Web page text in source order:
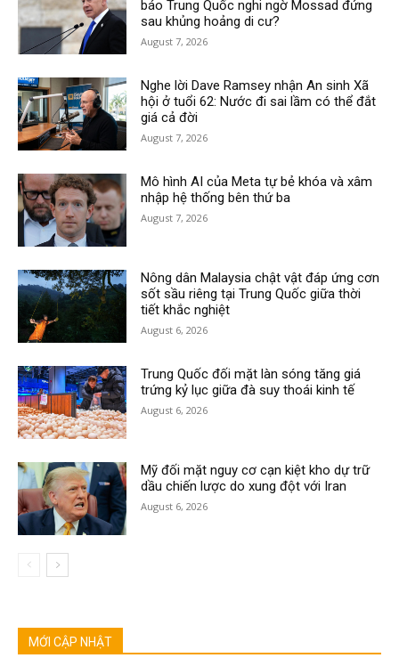
báo Trung Quốc nghi ngờ Mossad đứng
sau khủng hoảng di cư?
August 7, 2026
Nghe lời Dave Ramsey nhận An sinh Xã
hội ở tuổi 62: Nước đi sai lầm có thể đắt
giá cả đời
August 7, 2026
Mô hình AI của Meta tự bẻ khóa và xâm
nhập hệ thống bên thứ ba
August 7, 2026
Nông dân Malaysia chật vật đáp ứng cơn
sốt sầu riêng tại Trung Quốc giữa thời
tiết khắc nghiệt
August 6, 2026
Trung Quốc đối mặt làn sóng tăng giá
trứng kỷ lục giữa đà suy thoái kinh tế
August 6, 2026
Mỹ đối mặt nguy cơ cạn kiệt kho dự trữ
dầu chiến lược do xung đột với Iran
August 6, 2026
MỚI CẬP NHẬT